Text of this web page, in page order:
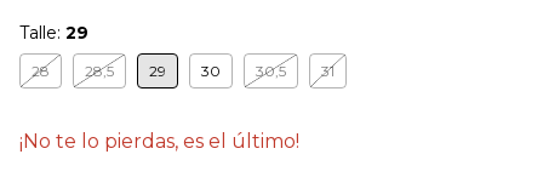
Talle: 29
28 28,5 29 30 30,5 31
¡No te lo pierdas, es el último!